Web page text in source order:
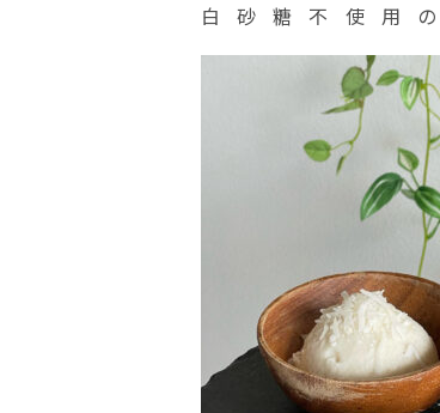
白砂糖不使用